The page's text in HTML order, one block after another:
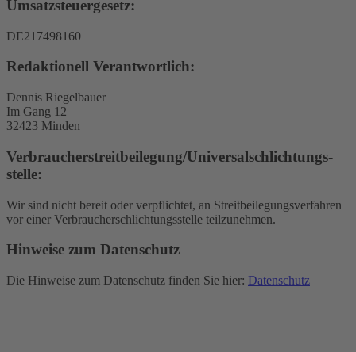
Umsatzsteuergesetz:
DE217498160
Redaktionell Verantwortlich:
Dennis Riegelbauer
Im Gang 12
32423 Minden
Verbraucher­streit­beilegung/Universal­schlichtungs­
stelle:
Wir sind nicht bereit oder verpflichtet, an Streitbeilegungsverfahren
vor einer Verbraucherschlichtungsstelle teilzunehmen.
Hinweise zum Datenschutz
Die Hinweise zum Datenschutz finden Sie hier: Datenschutz